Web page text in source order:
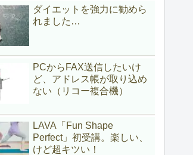
ダイエットを強力に勧めら
れました…
PCからFAX送信したいけ
ど、アドレス帳が取り込め
ない（リコー複合機）
LAVA「Fun Shape
Perfect」初受講。楽しい、
けど超キツい！